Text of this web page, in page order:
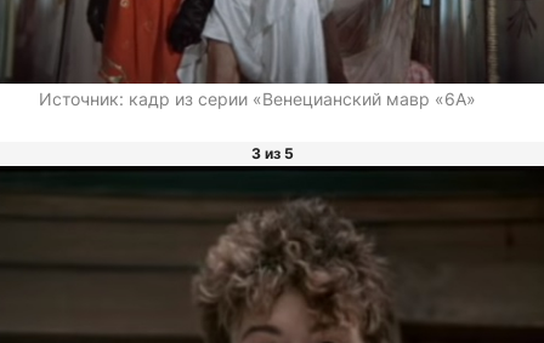
Источник: кадр из серии «Венецианский мавр «6А»
3 из 5